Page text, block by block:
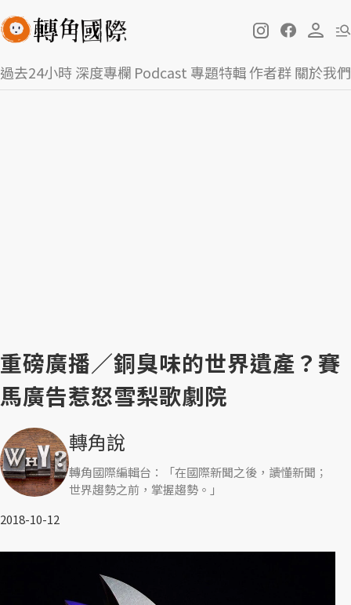
過去24小時深度專欄 Podcast 專題特輯作者群關於我們
重磅廣播／銅臭味的世界遺產？賽
馬廣告惹怒雪梨歌劇院
轉角說
轉角國際編輯台：「在國際新聞之後，讀懂新聞；
世界趨勢之前，掌握趨勢。」
2018-10-12